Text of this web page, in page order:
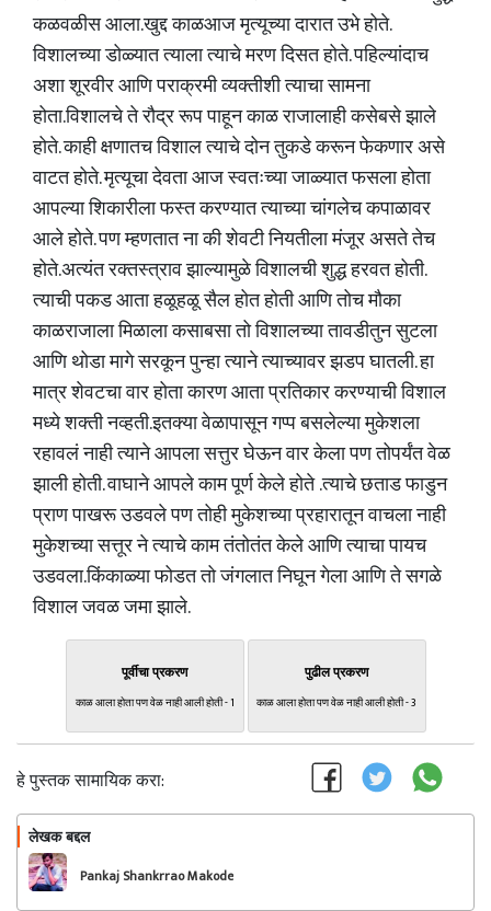
कळवळीस आला.खुद्द काळआज मृत्यूच्या दारात उभे होते.
विशालच्या डोळ्यात त्याला त्याचे मरण दिसत होते. पहिल्यांदाच
अशा शूरवीर आणि पराक्रमी व्यक्तीशी त्याचा सामना
होता.विशालचे ते रौद्र रूप पाहून काळ राजालाही कसेबसे झाले
होते. काही क्षणातच विशाल त्याचे दोन तुकडे करून फेकणार असे
वाटत होते. मृत्यूचा देवता आज स्वतःच्या जाळ्यात फसला होता
आपल्या शिकारीला फस्त करण्यात त्याच्या चांगलेच कपाळावर
आले होते. पण म्हणतात ना की शेवटी नियतीला मंजूर असते तेच
होते.अत्यंत रक्तस्त्राव झाल्यामुळे विशालची शुद्ध हरवत होती.
त्याची पकड आता हळूहळू सैल होत होती आणि तोच मौका
काळराजाला मिळाला कसाबसा तो विशालच्या तावडीतुन सुटला
आणि थोडा मागे सरकून पुन्हा त्याने त्याच्यावर झडप घातली. हा
मात्र शेवटचा वार होता कारण आता प्रतिकार करण्याची विशाल
मध्ये शक्ती नव्हती.इतक्या वेळापासून गप्प बसलेल्या मुकेशला
रहावलं नाही त्याने आपला सत्तुर घेऊन वार केला पण तोपर्यंत वेळ
झाली होती. वाघाने आपले काम पूर्ण केले होते .त्याचे छताड फाडुन
प्राण पाखरू उडवले पण तोही मुकेशच्या प्रहारातून वाचला नाही
मुकेशच्या सत्तूर ने त्याचे काम तंतोतंत केले आणि त्याचा पायच
उडवला.किंकाळ्या फोडत तो जंगलात निघून गेला आणि ते सगळे
विशाल जवळ जमा झाले.
पूर्वीचा प्रकरण
काळ आला होता पण वेळ नाही आली होती - 1
पुढील प्रकरण
काळ आला होता पण वेळ नाही आली होती - 3
हे पुस्तक सामायिक करा:
लेखक बद्दल
Pankaj Shankrrao Makode